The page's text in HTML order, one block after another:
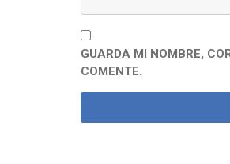
GUARDA MI NOMBRE,
COMENTE.